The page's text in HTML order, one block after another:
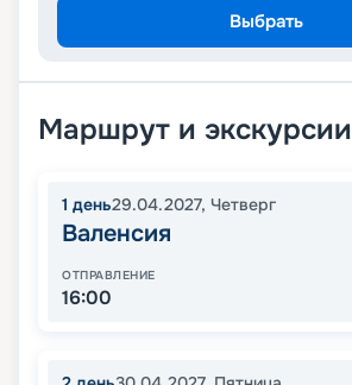
Выбрать
Маршрут и экскурсии
1 день29.04.2027, Четверг
Валенсия
ОТПРАВЛЕНИЕ
16:00